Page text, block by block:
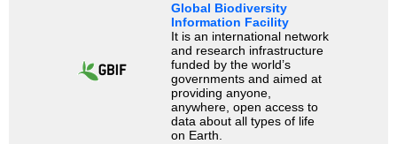
Global Biodiversity
Information Facility
It is an international network
and research infrastructure
funded by the world’s
governments and aimed at
providing anyone,
anywhere, open access to
data about all types of life
on Earth.